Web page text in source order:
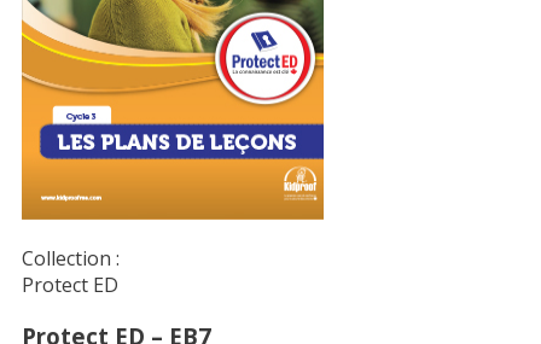
Collection :
Protect ED
Protect ED – EB7